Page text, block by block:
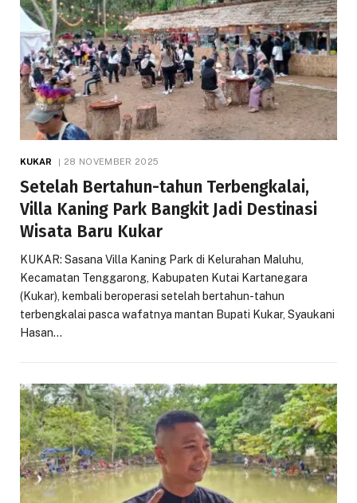
KUKAR 28 NOVEMBER 2025
Setelah Bertahun-tahun Terbengkalai,
Villa Kaning Park Bangkit Jadi Destinasi
Wisata Baru Kukar
KUKAR: Sasana Villa Kaning Park di Kelurahan Maluhu,
Kecamatan Tenggarong, Kabupaten Kutai Kartanegara
(Kukar), kembali beroperasi setelah bertahun-tahun
terbengkalai pasca wafatnya mantan Bupati Kukar, Syaukani
Hasan…